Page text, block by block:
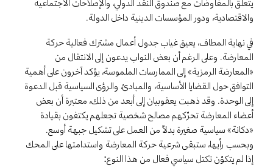
والاقتصادية، ودور المؤسسات الدينية داخل الدولة.
في نهاية المطاف، يعيق غياب جدول أعمال مشترك فعالية حركة
المعارضة. وعلى الرغم أن بعض النواب يدعون إلى الانتقال من
«المعارضة الرمزية» إلى الممارسات الملموسة، يؤكد آخرون على أهمية
التوافق حول القضايا الأساسية، والمبادئ، والرؤى السياسية قبل الدعوة
إلى الوحدة. وقد ذهبت يعقوبيان إلى أبعد من ذلك، معتبرة أن بعض
أعضاء المعارضة تحرّكهم مصالح شخصية تجعلهم يكتفون بقيادة
«دكانة» سياسية صغيرة بدلاً من العمل على تشكيل جبهة أوسع.
وبحسب رأيها، ستبقى شرعية حركة المعارضة واستدامتها على المحك
إذا لم يتكوّن تكتل سياسي فعال من هذا النوع: